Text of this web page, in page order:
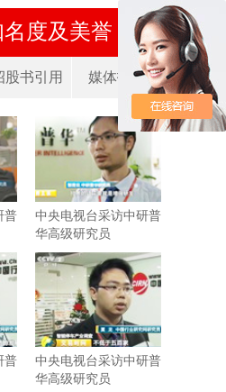
度及美誉
股书引用 媒体报道
普
中央电视台采访中研普
华高级研究员
普
中央电视台采访中研普
华高级研究员